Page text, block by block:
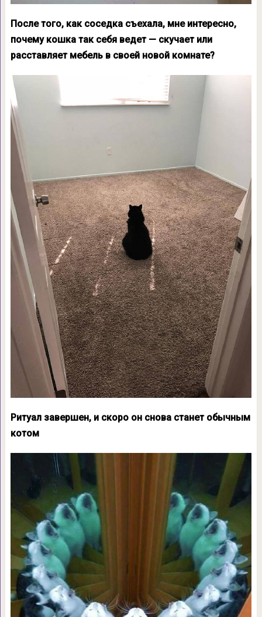
После того, как соседка съехала, мне интересно,
почему кошка так себя ведет — скучает или
расставляет мебель в своей новой комнате?
Ритуал завершен, и скоро он снова станет обычным
котом